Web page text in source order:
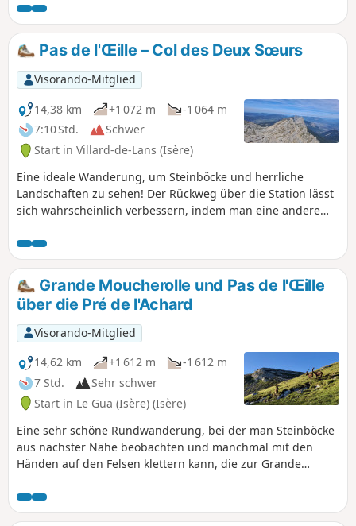
Pässen und der Erkundung der Grate des
Rocher des Deux Sœurs verbinden kann.
Diese Wanderung umfasst zwei kurze
Kletterpassagen (jeweils weniger als 5 m), die
nicht besonders schwierig, aber ausgesetzt
sind. Ein gutes Viertel der Strecke verläuft auf
wenig markierten Pfaden, die ein gutes
Orientierungsvermögen erfordern, auch
wenn die Wegfindung einfach ist. Murmeltier
und Steinböcke stehen auf dem Programm.
Pas de l'Œille – Col des Deux Sœurs
Visorando-Mitglied
14,38 km
+1 072 m
-1 064 m
7:10 Std.
Schwer
Start in Villard-de-Lans (Isère)
Eine ideale Wanderung, um Steinböcke und herrliche
Landschaften zu sehen! Der Rückweg über die Station lässt
sich wahrscheinlich verbessern, indem man eine andere
machen!
Grande Moucherolle und Pas de l'Œille
über die Pré de l'Achard
Visorando-Mitglied
14,62 km
+1 612 m
-1 612 m
7 Std.
Sehr schwer
Start in Le Gua (Isère) (Isère)
Eine sehr schöne Rundwanderung, bei der man Steinböcke
aus nächster Nähe beobachten und manchmal mit den
Händen auf den Felsen klettern kann, die zur Grande
Vercors, wobei man die Skipisten meidet. Die Wanderung
verläuft teilweise auf einem kaum markierten und spärlich